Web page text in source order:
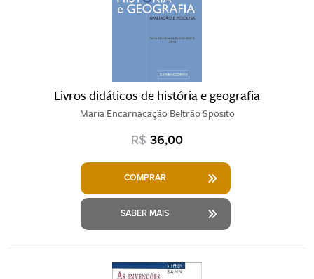
Livros didáticos de história e geografia
Maria Encarnacação Beltrão Sposito
R$ 36,00
COMPRAR
SABER MAIS